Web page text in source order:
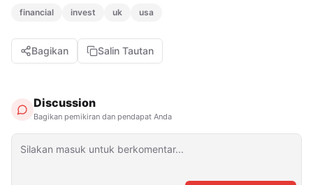
financial invest uk usa
Bagikan Salin Tautan
Discussion
Bagikan pemikiran dan pendapat Anda